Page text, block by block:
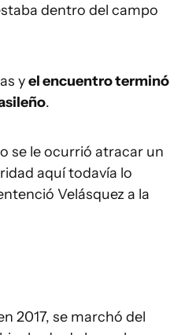
dentro del campo
yel encuentro terminó
.
se le ocurrió atracar un
aquí todavía lo
Velásquez a la
2017, se marchó del